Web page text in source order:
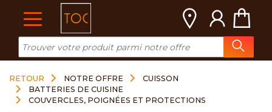
RETOUR NOTRE OFFRE
CUISSON
BATTERIES DE CUISINE
COUVERCLES, POIGNÉES ET PROTECTIONS
Cookies management panel